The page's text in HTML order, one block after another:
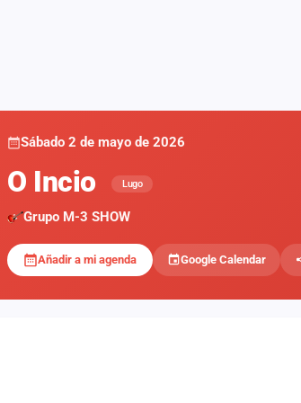
Sábado 2 de mayo de 2026
O Incio Lugo
Grupo M-3 SHOW
Añadir a mi agenda Google Calendar